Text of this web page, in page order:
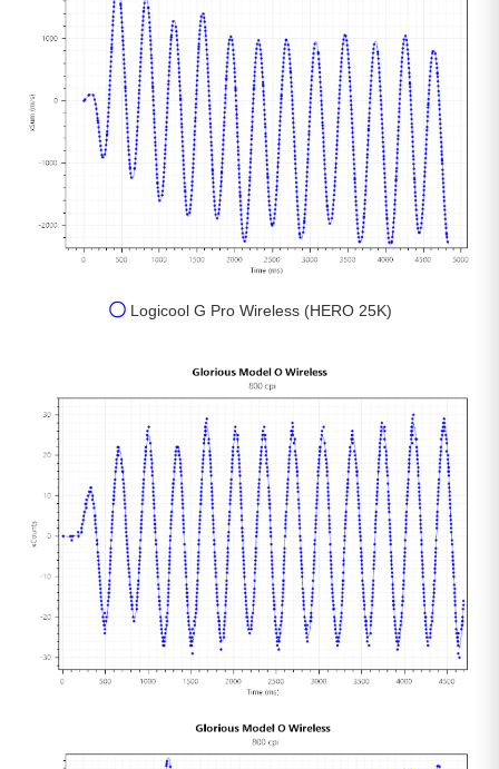
〇Logicool G Pro Wireless (HERO 25K)